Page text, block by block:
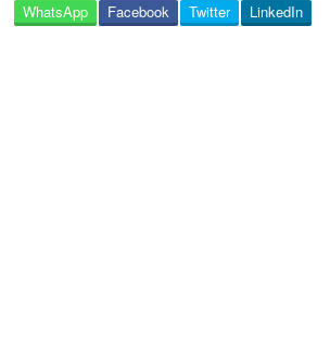
LinkedIn
Twitter
Facebook
WhatsApp